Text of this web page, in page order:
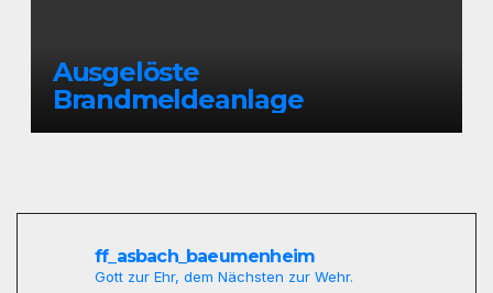
Ausgelöste
Brandmeldeanlage
ff_asbach_baeumenheim
Gott zur Ehr, dem Nächsten zur Wehr.